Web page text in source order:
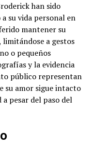
han sido
su vida personal en
mantener su
a gestos
o pequeños
y la evidencia
público representan
su amor sigue intacto
pesar del paso del